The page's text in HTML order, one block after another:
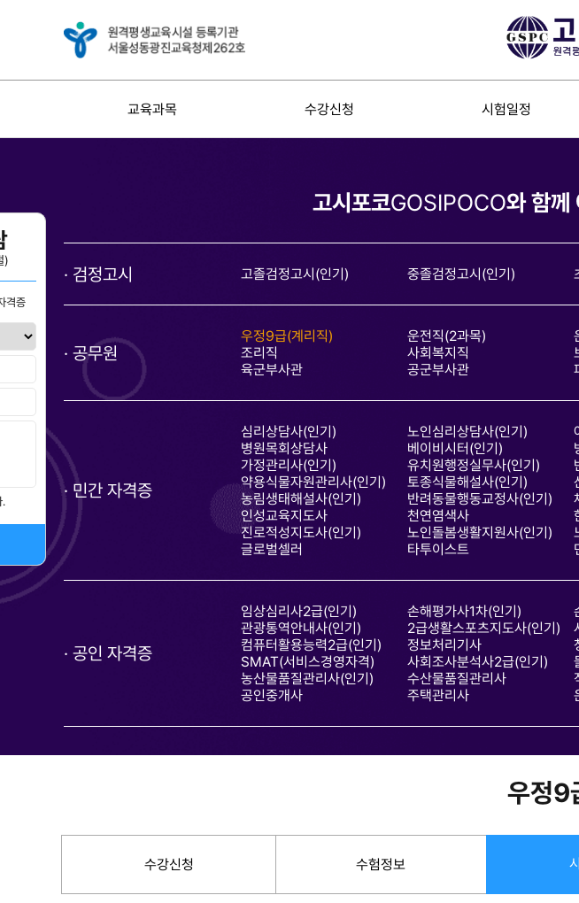
교육과목 수강신청 시험일정
)
격증
.
고시포코GOSIPOCO와 함께
검정고시 고졸검정고시(인기) 중졸검정고시(인기)
공무원
우정9급(계리직) 운전직(2과목)
조리직
사회복지직
육군부사관
공군부사관
민간 자격증
심리상담사(인기) 노인심리상담사(인기)
병원목회상담사
베이비시터(인기)
가정관리사(인기)
유치원행정실무사(인기)
약용식물자원관리사(인기)
토종식물해설사(인기)
농림생태해설사(인기)
반려동물행동교정사(인기)
인성교육지도사
천연염색사
진로적성지도사(인기)
노인돌봄생활지원사(인기)
글로벌셀러
타투이스트
공인 자격증
임상심리사2급(인기) 손해평가사1차(인기)
관광통역안내사(인기)
2급생활스포츠지도사(인기)
컴퓨터활용능력2급(인기)
정보처리기사
SMAT(서비스경영자격)
사회조사분석사2급(인기)
농산물품질관리사(인기)
수산물품질관리사
공인중개사
주택관리사
우정9
수강신청 수험정보